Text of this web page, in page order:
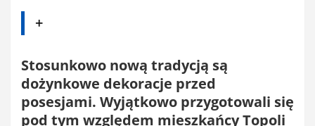
+
Stosunkowo nową tradycją są
dożynkowe dekoracje przed
posesjami. Wyjątkowo przygotowali się
pod tym względem mieszkańcy Topoli